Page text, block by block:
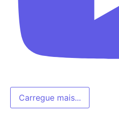
Carregue mais...